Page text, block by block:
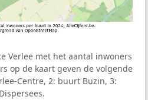
Verlee met het aantal inwoners
op de kaart geven de volgende
Centre, 2: buurt Buzin, 3: